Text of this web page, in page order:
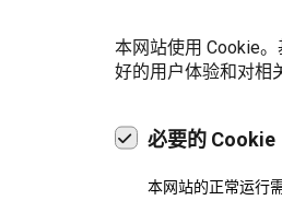
📝 如何注册我们的
滚动浏览即将举行的研讨会列
本网站使用 Cookie
好的用户体验和对相
必要的 Cookie
本网站的正常运行